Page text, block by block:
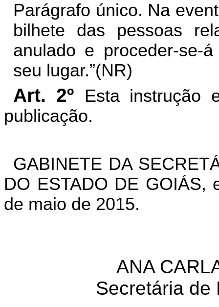
Parágrafo único. Na
bilhete das pessoas
anulado e proceder-se-
seu lugar.”(NR)
Art. 2º
Esta instrução
publicação.
GABINETE DA
DO ESTADO DE GOIÁS,
de maio de 2015.
ANA
Secretária de